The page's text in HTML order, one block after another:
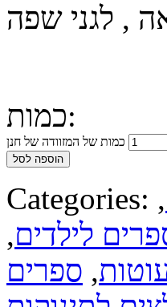
, לגני שפה
כמות:
כמות של המזוודה של חנן
הוספה לסל
Categories: ,
לילדים,
, ספרים